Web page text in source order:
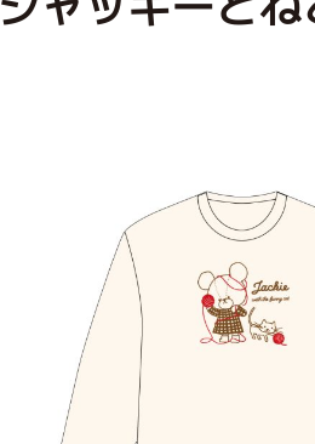
フォメーション
ル・コンサート